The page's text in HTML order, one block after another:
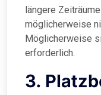
längere
möglicherweise
Möglicherweise
erforderlich.
3.